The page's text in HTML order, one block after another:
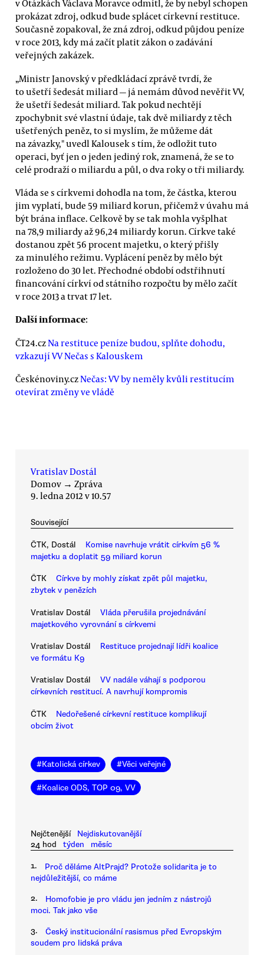
v Otázkách Václava Moravce odmítl, že by nebyl schopen
prokázat zdroj, odkud bude splácet církevní restituce.
Současně zopakoval, že zná zdroj, odkud půjdou peníze
v roce 2013, kdy má začít platit zákon o zadávání
veřejných zakázek.
„Ministr Janovský v předkládací zprávě tvrdí, že
to ušetří šedesát miliard — já nemám důvod nevěřit VV,
že ušetří šedesát miliard. Tak pokud nechtějí
zpochybnit své vlastní údaje, tak dvě miliardy z těch
ušetřených peněz, to si myslím, že můžeme dát
na závazky," uvedl Kalousek s tím, že odložit tuto
operaci, byť jen o jeden jediný rok, znamená, že se to
celé prodraží o miliardu a půl, o dva roky o tři miliardy.
Vláda se s církvemi dohodla na tom, že částka, kterou
jim vyplatí, bude 59 miliard korun, přičemž v úvahu má
být brána inflace. Celkově by se tak mohla vyšplhat
na 78,9 miliardy až 96,24 miliardy korun. Církve také
dostanou zpět 56 procent majetku, o který přišly
za minulého režimu. Vyplácení peněz by mělo být
rozloženo do 30 let. Přechodné období odstřihnutí
financování církví od státního rozpočtu by mělo začít
v roce 2013 a trvat 17 let.
Další informace:
ČT24.czNa restituce peníze budou, splňte dohodu,
vzkazují VV Nečas s Kalouskem
Českénoviny.czNečas: VV by neměly kvůli restitucím
otevírat změny ve vládě
Vratislav Dostál
Domov → Zpráva
9. ledna 2012 v 10.57
Související
ČTK, Dostál
Komise navrhuje vrátit církvím 56 %
majetku a doplatit 59 miliard korun
ČTK
Církve by mohly získat zpět půl majetku,
zbytek v penězích
Vratislav Dostál
Vláda přerušila projednávání
majetkového vyrovnání s církvemi
Vratislav Dostál
Restituce projednají lídři koalice
ve formátu K9
Vratislav Dostál
VV nadále váhají s podporou
církevních restitucí. A navrhují kompromis
ČTK
Nedořešené církevní restituce komplikují
obcím život
#Katolická církev #Věci veřejné
#Koalice ODS, TOP 09, VV
Nejčtenější
Nejdiskutovanější
24 hod
týden měsíc
1.
Proč děláme AltPrajd? Protože solidarita je to
nejdůležitější, co máme
2.
Homofobie je pro vládu jen jedním z nástrojů
moci. Tak jako vše
3.
Český institucionální rasismus před Evropským
soudem pro lidská práva